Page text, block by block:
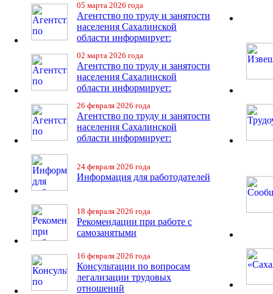
05 марта 2026 года
Агентство по труду и занятости
населения Сахалинской
области информирует:
02 марта 2026 года
Агентство по труду и занятости
населения Сахалинской
области информирует:
26 февраля 2026 года
Агентство по труду и занятости
населения Сахалинской
области информирует:
24 февраля 2026 года
Информация для работодателей
18 февраля 2026 года
Рекомендации при работе с
самозанятыми
16 февраля 2026 года
Консультации по вопросам
легализации трудовых
отношений